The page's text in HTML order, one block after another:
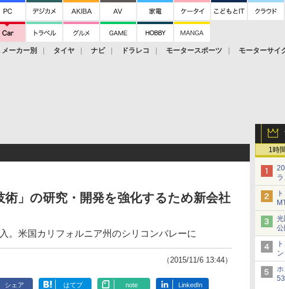
ーカー別 タイヤ ナビ ドラレコ モータースポーツ モーターサイ
1時
公
術」の研究・開発を強化するため新会社
。米国カリフォルニア州のシリコンバレーに
（2015/11/6 13:44）
シェア はてブ note LinkedIn